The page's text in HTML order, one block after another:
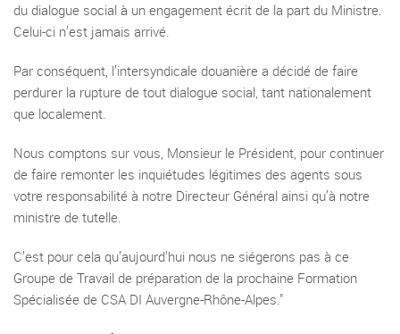
du dialogue social à un engagement écrit de la part du Ministre.
Celui-ci n’est jamais arrivé.
Par conséquent, l’intersyndicale douanière a décidé de faire
perdurer la rupture de tout dialogue social, tant nationalement
que localement.
Nous comptons sur vous, Monsieur le Président, pour continuer
de faire remonter les inquiétudes légitimes des agents sous
votre responsabilité à notre Directeur Général ainsi qu’à notre
ministre de tutelle.
C’est pour cela qu’aujourd’hui nous ne siégerons pas à ce
Groupe de Travail de préparation de la prochaine Formation
Spécialisée de CSA DI Auvergne-Rhône-Alpes."